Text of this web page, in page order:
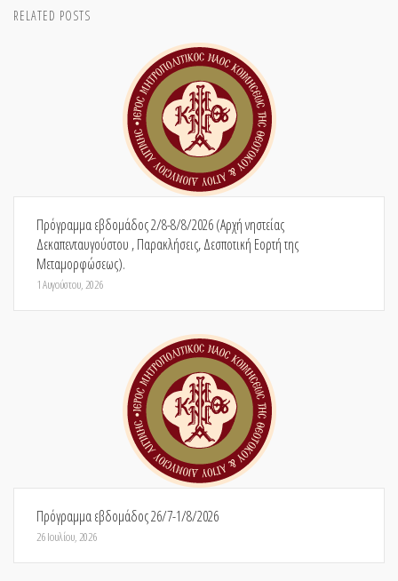
RELATED POSTS
Πρόγραμμα εβδομάδος 2/8-8/8/2026 (Αρχή νηστείας
Δεκαπενταυγούστου , Παρακλήσεις, Δεσποτική Εορτή της
Μεταμορφώσεως).
1 Αυγούστου, 2026
Πρόγραμμα εβδομάδος 26/7-1/8/2026
26 Ιουλίου, 2026